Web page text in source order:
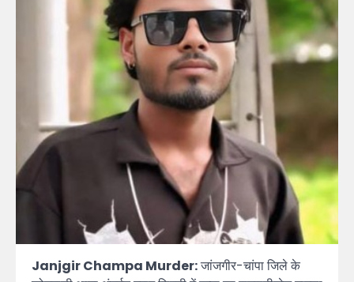
Janjgir Champa Murder:जांजगीर-चांपा जिले के